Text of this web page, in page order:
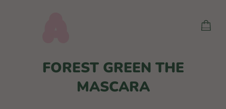
FOREST GREEN THE
MASCARA